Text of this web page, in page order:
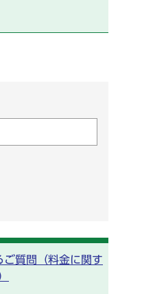
ご質問（料金に関す